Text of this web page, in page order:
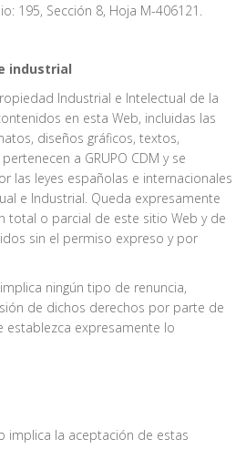
195, Sección 8, Hoja M-406121.
industrial
Industrial e Intelectual de la
en esta Web, incluidas las
diseños gráficos, textos,
a GRUPO CDM y se
las leyes españolas e internacionales
e Industrial. Queda expresamente
total o parcial de este sitio Web y de
sin el permiso expreso y por
ningún tipo de renuncia,
de dichos derechos por parte de
establezca expresamente lo
implica la aceptación de estas